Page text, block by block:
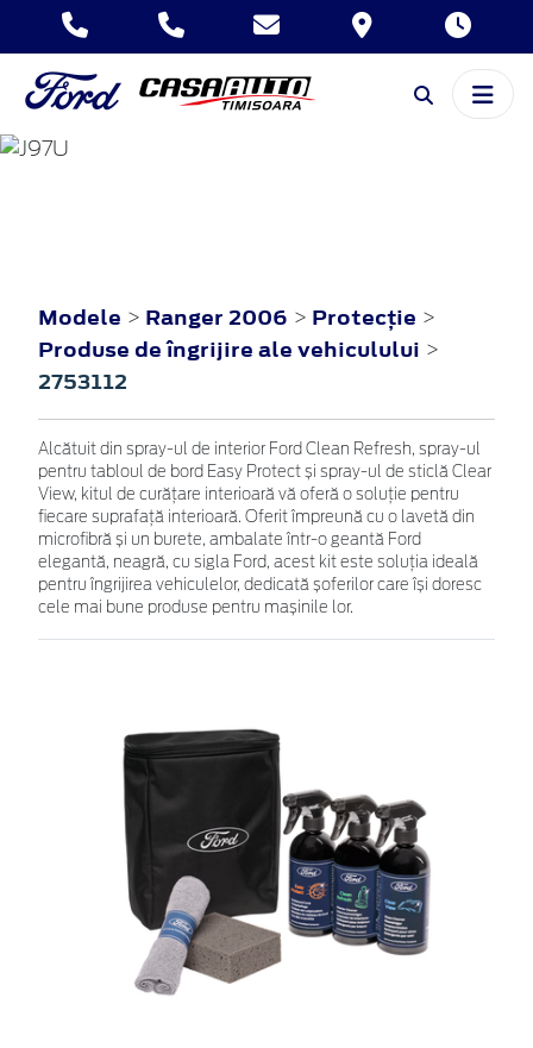
Modele > Ranger 2006 > Protecţie >
Produse de îngrijire ale vehiculului >
2753112
Alcătuit din spray-ul de interior Ford Clean Refresh, spray-ul
pentru tabloul de bord Easy Protect și spray-ul de sticlă Clear
View, kitul de curățare interioară vă oferă o soluție pentru
fiecare suprafață interioară. Oferit împreună cu o lavetă din
microfibră și un burete, ambalate într-o geantă Ford
elegantă, neagră, cu sigla Ford, acest kit este soluția ideală
pentru îngrijirea vehiculelor, dedicată șoferilor care își doresc
cele mai bune produse pentru mașinile lor.